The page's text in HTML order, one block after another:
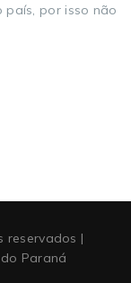
país, por isso não
reservados |
Paraná